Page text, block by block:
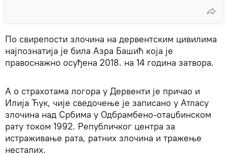
По свирепости злочина на дервентским цивилима
најпознатија је била Азра Башић која је
правоснажно осуђена 2018. на 14 година затвора.
А о страхотама логора у Дервенти је причао и
Илија Ћук, чије сведочење је записано у Атласу
злочина над Србима у Одбрамбено-отаџбинском
рату током 1992. Републичког центра за
истраживање рата, ратних злочина и тражење
несталих.